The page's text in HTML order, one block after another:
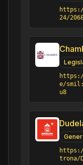
24/
e/
u8
trona/